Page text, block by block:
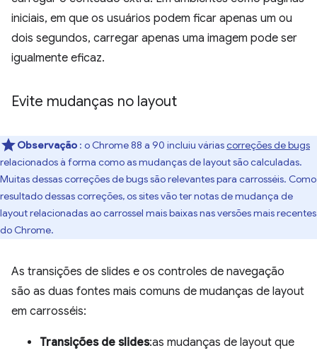
iniciais, em que os usuários podem ficar apenas um ou
dois segundos, carregar apenas uma imagem pode ser
igualmente eficaz.
Evite mudanças no layout
Observação : o Chrome 88 a 90 incluiu váriascorreções de bugs
relacionados à forma como as mudanças de layout são calculadas.
Muitas dessas correções de bugs são relevantes para carrosséis. Como
resultado dessas correções, os sites vão ter notas de mudança de
layout relacionadas ao carrossel mais baixas nas versões mais recentes
do Chrome.
As transições de slides e os controles de navegação
são as duas fontes mais comuns de mudanças de layout
em carrosséis:
Transições de slides:as mudanças de layout que